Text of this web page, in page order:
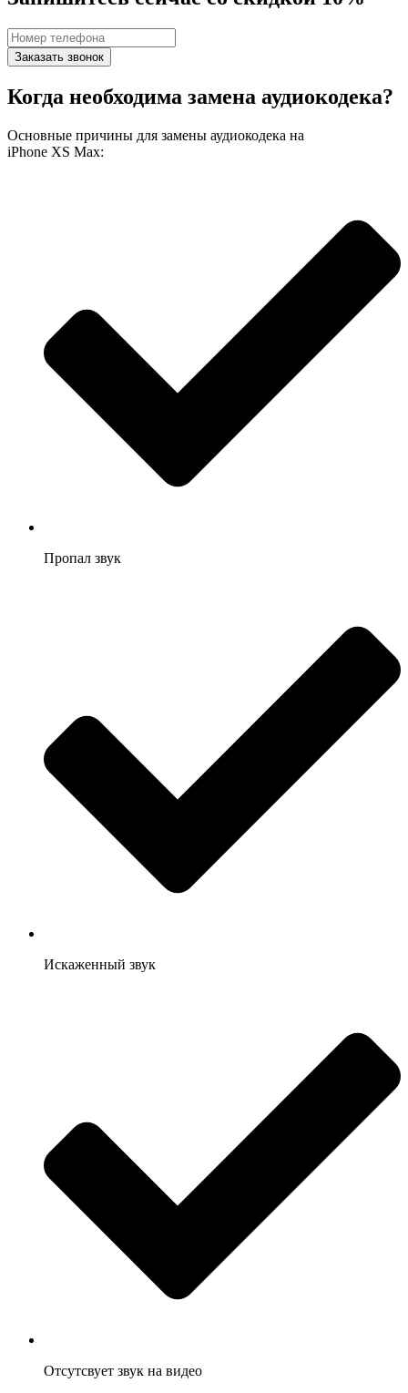
Заказать звонок
Когда необходима замена аудиокодека?
Основные причины для замены аудиокодека на
iPhone XS Max:
Пропал звук
Искаженный звук
Отсутсвует звук на видео